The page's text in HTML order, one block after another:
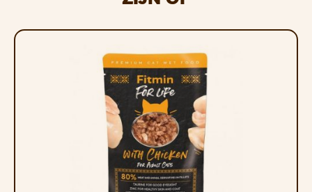
hij niet wordt gebruikt.
Het oppervlak van het nylonmateriaal is
Indien nodig kan het kussen worden gereinigd